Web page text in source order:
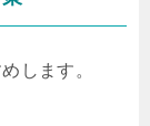
します。